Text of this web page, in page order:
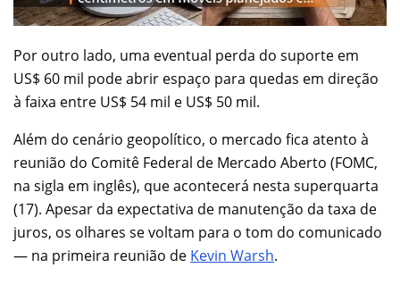
Por outro lado, uma eventual perda do suporte em
US$ 60 mil pode abrir espaço para quedas em direção
à faixa entre US$ 54 mil e US$ 50 mil.
Além do cenário geopolítico, o mercado fica atento à
reunião do Comitê Federal de Mercado Aberto (FOMC,
na sigla em inglês), que acontecerá nesta superquarta
(17). Apesar da expectativa de manutenção da taxa de
juros, os olhares se voltam para o tom do comunicado
— na primeira reunião de Kevin Warsh.